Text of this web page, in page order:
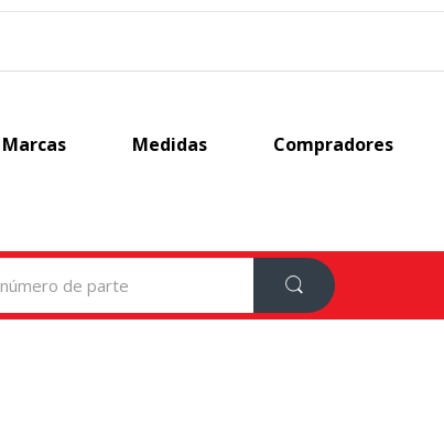
Marcas Medidas Compradores